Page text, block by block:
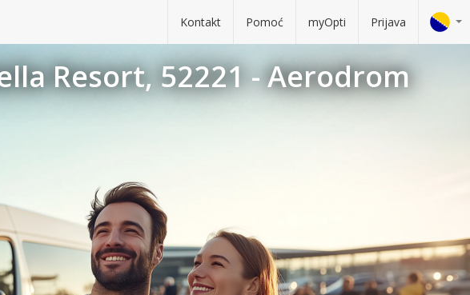
Kontakt Pomoć myOpti Prijava
Resort, 52221 - Aerodrom